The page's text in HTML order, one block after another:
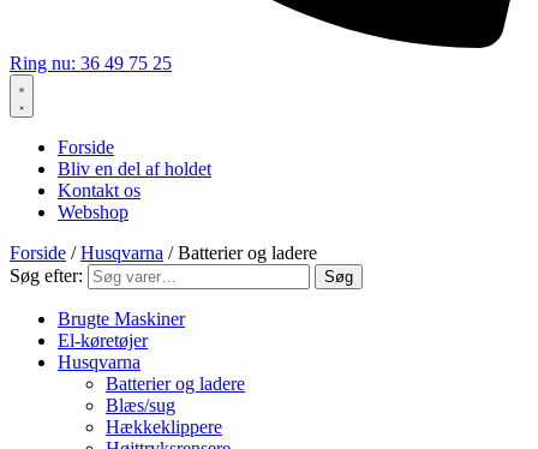
Ring nu: 36 49 75 25
Forside
Bliv en del af holdet
Kontakt os
Webshop
Forside /Husqvarna / Batterier og ladere
Søg efter:
Søg
Brugte Maskiner
El-køretøjer
Husqvarna
Batterier og ladere
Blæs/sug
Hækkeklippere